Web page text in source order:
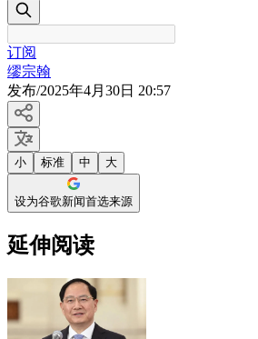
订阅
缪宗翰
发布/2025年4月30日 20:57
小 标准 中 大
设为谷歌新闻首选来源
延伸阅读